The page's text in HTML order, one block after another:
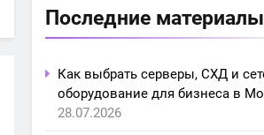
Последние материалы
Как выбрать серверы, СХД и
оборудование для бизнеса в
28.07.2026